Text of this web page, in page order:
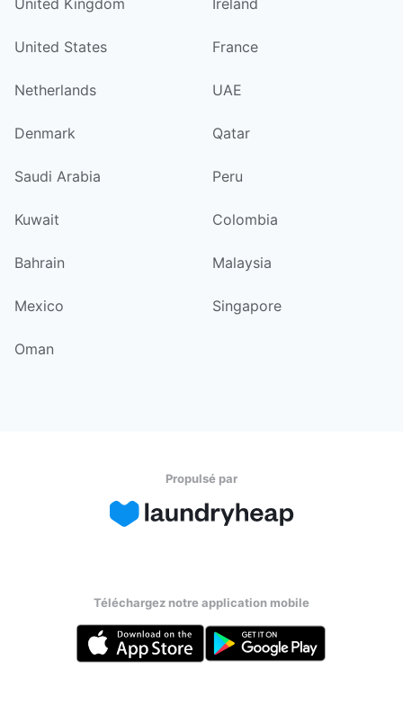
United States France
Netherlands UAE
Denmark Qatar
Saudi Arabia Peru
Kuwait Colombia
Bahrain Malaysia
Mexico Singapore
Oman
Propulsé par
Téléchargez notre application mobile